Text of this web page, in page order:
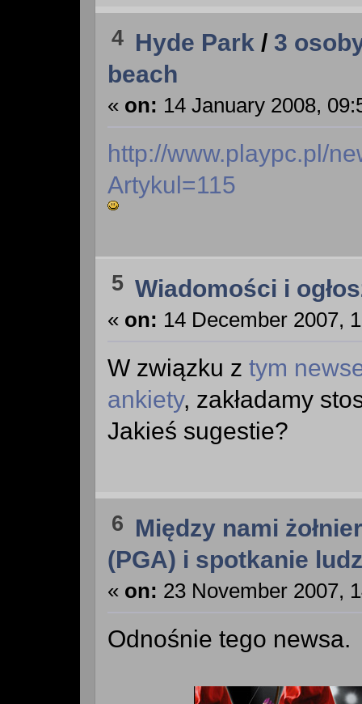
4 Hyde Park / 3
beach
« on: 14 January 2008,
http://www.playpc.pl/
Artykul=115
5 Wiadomości i
« on: 14 December 2007,
W związku z tym
ankiety, zakładamy
Jakieś sugestie?
6 Między nami
(PGA) i spotkanie
« on: 23 November 2007,
Odnośnie tego newsa.